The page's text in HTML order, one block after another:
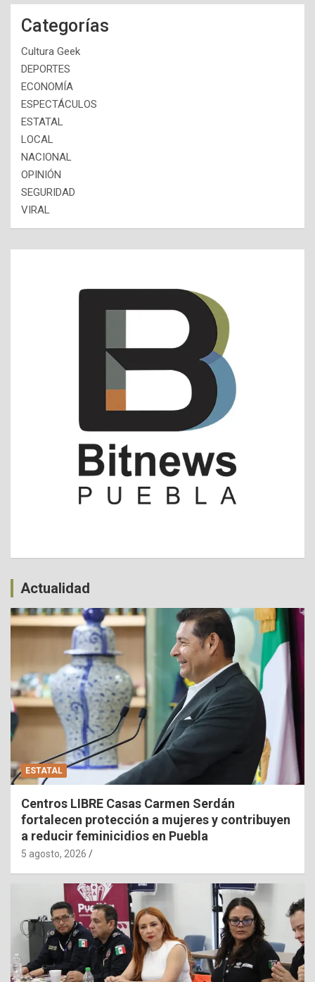
Categorías
Cultura Geek
DEPORTES
ECONOMÍA
ESPECTÁCULOS
ESTATAL
LOCAL
NACIONAL
OPINIÓN
SEGURIDAD
VIRAL
Actualidad
ESTATAL
Centros LIBRE Casas Carmen Serdán
fortalecen protección a mujeres y contribuyen
a reducir feminicidios en Puebla
5 agosto, 2026